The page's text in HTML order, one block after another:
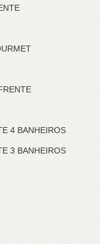
4 BANHEIROS
3 BANHEIROS